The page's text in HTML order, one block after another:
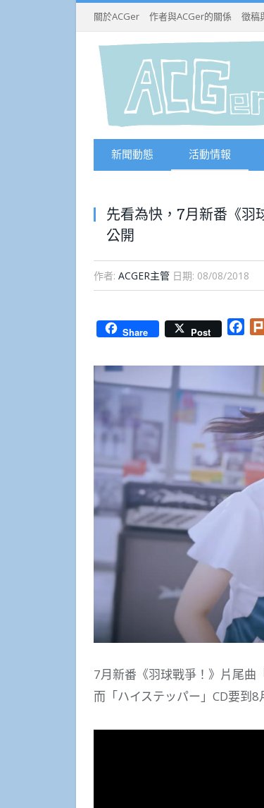
關於ACGer 作者與ACGer的關係 徵稿
新聞動態 活動情報
先看為快，7月新番《羽
公開
作者: ACGER主管 日期: 08/08/2018
Share Post
7月新番《羽球戰爭！》片尾曲
而「ハイステッパー」CD要到